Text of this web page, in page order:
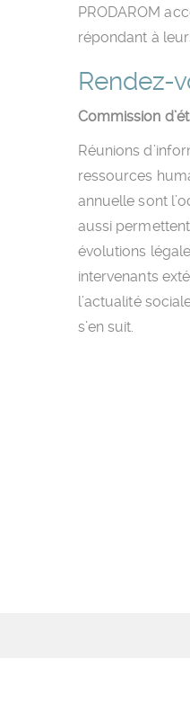
PRODAROM
répondant à
Rendez-
Commission
Réunions
ressources
annuelle sont
aussi
évolutions
intervenants
l’actualité
s’en suit.